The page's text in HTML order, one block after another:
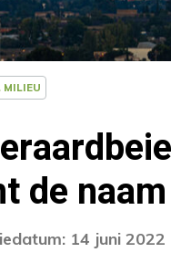
MILIEU
de
14 juni 2022